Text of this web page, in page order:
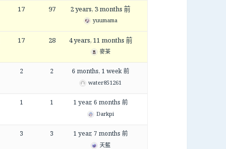
17 97 2 years, 3 months 前
yuumama
17 28 4 years, 11 months 前
麥茶
2 2 6 months, 1 week 前
water851261
1 1 1 year, 6 months 前
Darkpi
3 3 1 year, 7 months 前
天藍